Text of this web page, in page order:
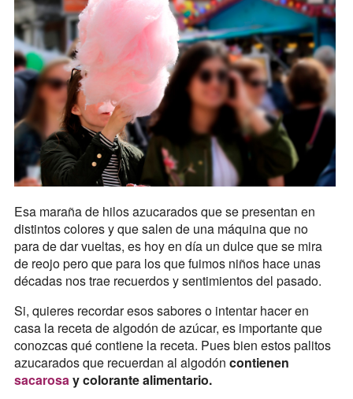
Esa maraña de hilos azucarados que se presentan en
distintos colores y que salen de una máquina que no
para de dar vueltas, es hoy en día un dulce que se mira
de reojo pero que para los que fuimos niños hace unas
décadas nos trae recuerdos y sentimientos del pasado.
Si, quieres recordar esos sabores o intentar hacer en
casa la receta de algodón de azúcar, es importante que
conozcas qué contiene la receta. Pues bien estos palitos
azucarados que recuerdan al algodón contienen
sacarosay colorante alimentario.